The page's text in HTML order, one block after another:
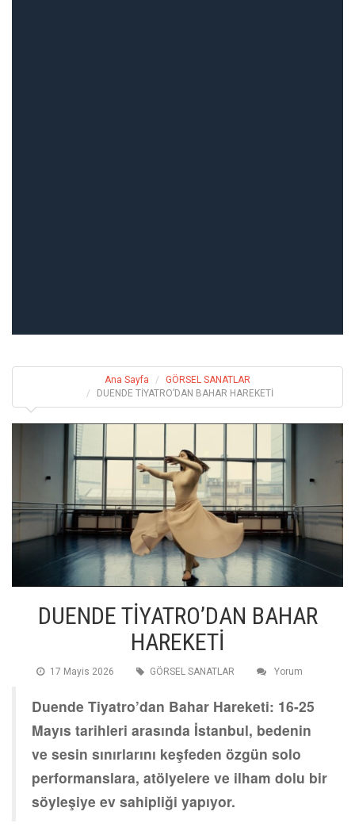
Ana Sayfa
GÖRSEL SANATLAR
DUENDE TİYATRO’DAN BAHAR HAREKETİ
DUENDE TİYATRO’DAN BAHAR
HAREKETİ
17 Mayis 2026 GÖRSEL SANATLAR Yorum
Duende Tiyatro’dan Bahar Hareketi: 16-25
Mayıs tarihleri arasında İstanbul, bedenin
ve sesin sınırlarını keşfeden özgün solo
performanslara, atölyelere ve ilham dolu bir
söyleşiye ev sahipliği yapıyor.